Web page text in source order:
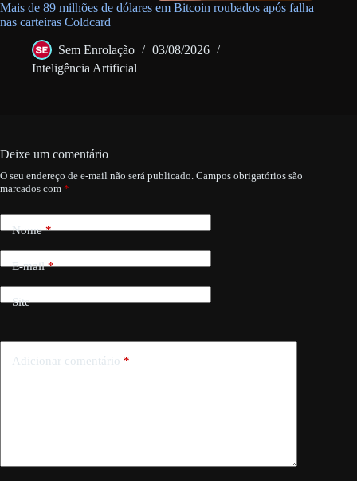
Mais de 89 milhões de dólares em Bitcoin roubados após falha
nas carteiras Coldcard
Sem Enrolação
03/08/2026
Inteligência Artificial
Deixe um comentário
O seu endereço de e-mail não será publicado. Campos obrigatórios são
marcados com *
Nome*
E-mail*
Site
Adicionar comentário *